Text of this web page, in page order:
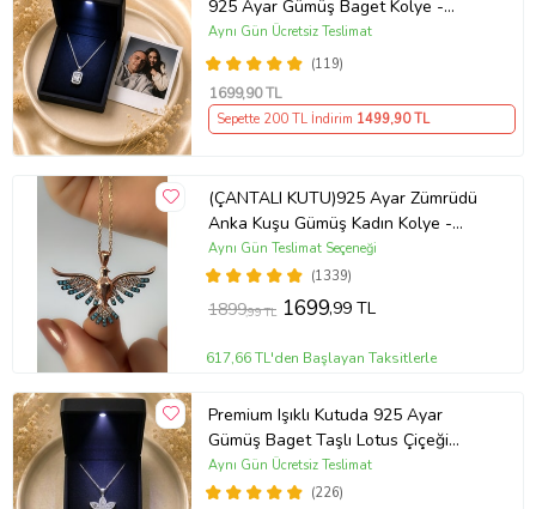
925 Ayar Gümüş Baget Kolye -
Kişiye Özel Fotoğraf Hediye
(119)
Aynı Gün Ücretsiz Teslimat
1699,90 TL
Sepette 200 TL İndirim 1499,90 TL
(ÇANTALI KUTU)925 Ayar Zümrüdü
Anka Kuşu Gümüş Kadın Kolye -
MAVİ
(1339)
Aynı Gün Teslimat Seçeneği
1899,99 TL 1699,99 TL
617,66 TL'den Başlayan Taksitlerle
Premium Işıklı Kutuda 925 Ayar
Gümüş Baget Taşlı Lotus Çiçeği
Kolye
(226)
Aynı Gün Ücretsiz Teslimat